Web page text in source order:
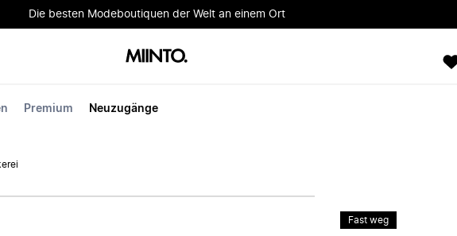
Die besten Modeboutiquen der Welt an einem Ort
Premium Neuzugänge
Fast weg